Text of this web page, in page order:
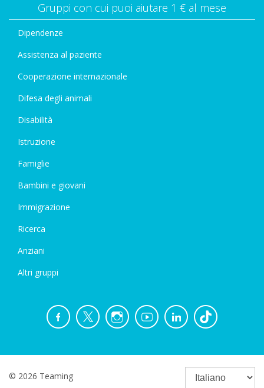
Gruppi con cui puoi aiutare 1 € al mese
Dipendenze
Assistenza al paziente
Cooperazione internazionale
Difesa degli animali
Disabilità
Istruzione
Famiglie
Bambini e giovani
Immigrazione
Ricerca
Anziani
Altri gruppi
© 2026 Teaming